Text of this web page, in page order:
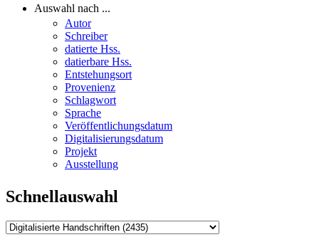
Auswahl nach ...
Autor
Schreiber
datierte Hss.
datierbare Hss.
Entstehungsort
Provenienz
Schlagwort
Sprache
Veröffentlichungsdatum
Digitalisierungsdatum
Projekt
Ausstellung
Schnellauswahl